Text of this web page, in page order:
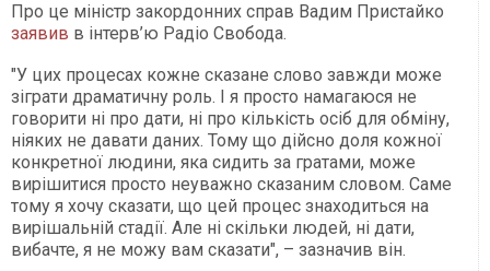
Про це міністр закордонних справ Вадим Пристайко
заявив в інтерв’ю Радіо Свобода.
"У цих процесах кожне сказане слово завжди може
зіграти драматичну роль. І я просто намагаюся не
говорити ні про дати, ні про кількість осіб для обміну,
ніяких не давати даних. Тому що дійсно доля кожної
конкретної людини, яка сидить за гратами, може
вирішитися просто неуважно сказаним словом. Саме
тому я хочу сказати, що цей процес знаходиться на
вирішальній стадії. Але ні скільки людей, ні дати,
вибачте, я не можу вам сказати", – зазначив він.